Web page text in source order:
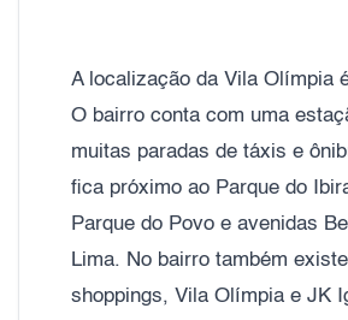
A localização da Vila Olímpia
O bairro conta com uma
muitas paradas de táxis e
fica próximo ao Parque do
Parque do Povo e avenidas
Lima. No bairro também
shoppings, Vila Olímpia e JK